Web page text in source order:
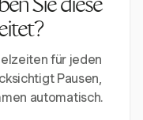
Sie diese
für jeden
Pausen,
automatisch.